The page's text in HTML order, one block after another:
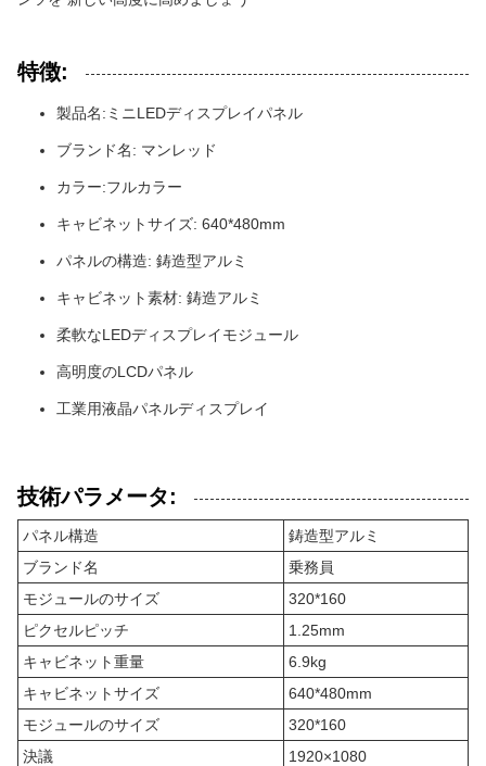
特徴:
製品名:ミニLEDディスプレイパネル
ブランド名: マンレッド
カラー:フルカラー
キャビネットサイズ: 640*480mm
パネルの構造: 鋳造型アルミ
キャビネット素材: 鋳造アルミ
柔軟なLEDディスプレイモジュール
高明度のLCDパネル
工業用液晶パネルディスプレイ
技術パラメータ:
パネル構造
鋳造型アルミ
ブランド名
乗務員
モジュールのサイズ
320*160
ピクセルピッチ
1.25mm
キャビネット重量
6.9kg
キャビネットサイズ
640*480mm
モジュールのサイズ
320*160
決議
1920×1080